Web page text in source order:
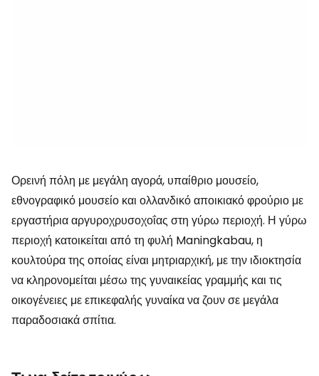
Ορεινή πόλη με μεγάλη αγορά, υπαίθριο μουσείο,
εθνογραφικό μουσείο και ολλανδικό αποικιακό φρούριο με
εργαστήρια αργυροχρυσοχοΐας στη γύρω περιοχή. Η γύρω
περιοχή κατοικείται από τη φυλή Maningkabau, η
κουλτούρα της οποίας είναι μητριαρχική, με την ιδιοκτησία
να κληρονομείται μέσω της γυναικείας γραμμής και τις
οικογένειες με επικεφαλής γυναίκα να ζουν σε μεγάλα
παραδοσιακά σπίτια.